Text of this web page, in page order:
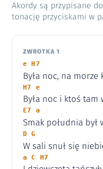
Akordy są przypisane
tonację przyciskami w
ZWROTKA 1
e H7
Była noc, na morze
H7 e
Była noc i ktoś tam
E7 a
Smak południa był
D G
W sali snuł się
a C H7